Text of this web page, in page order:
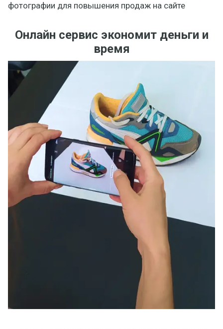
фотографии для повышения продаж на сайте
Онлайн сервис экономит деньги и
время